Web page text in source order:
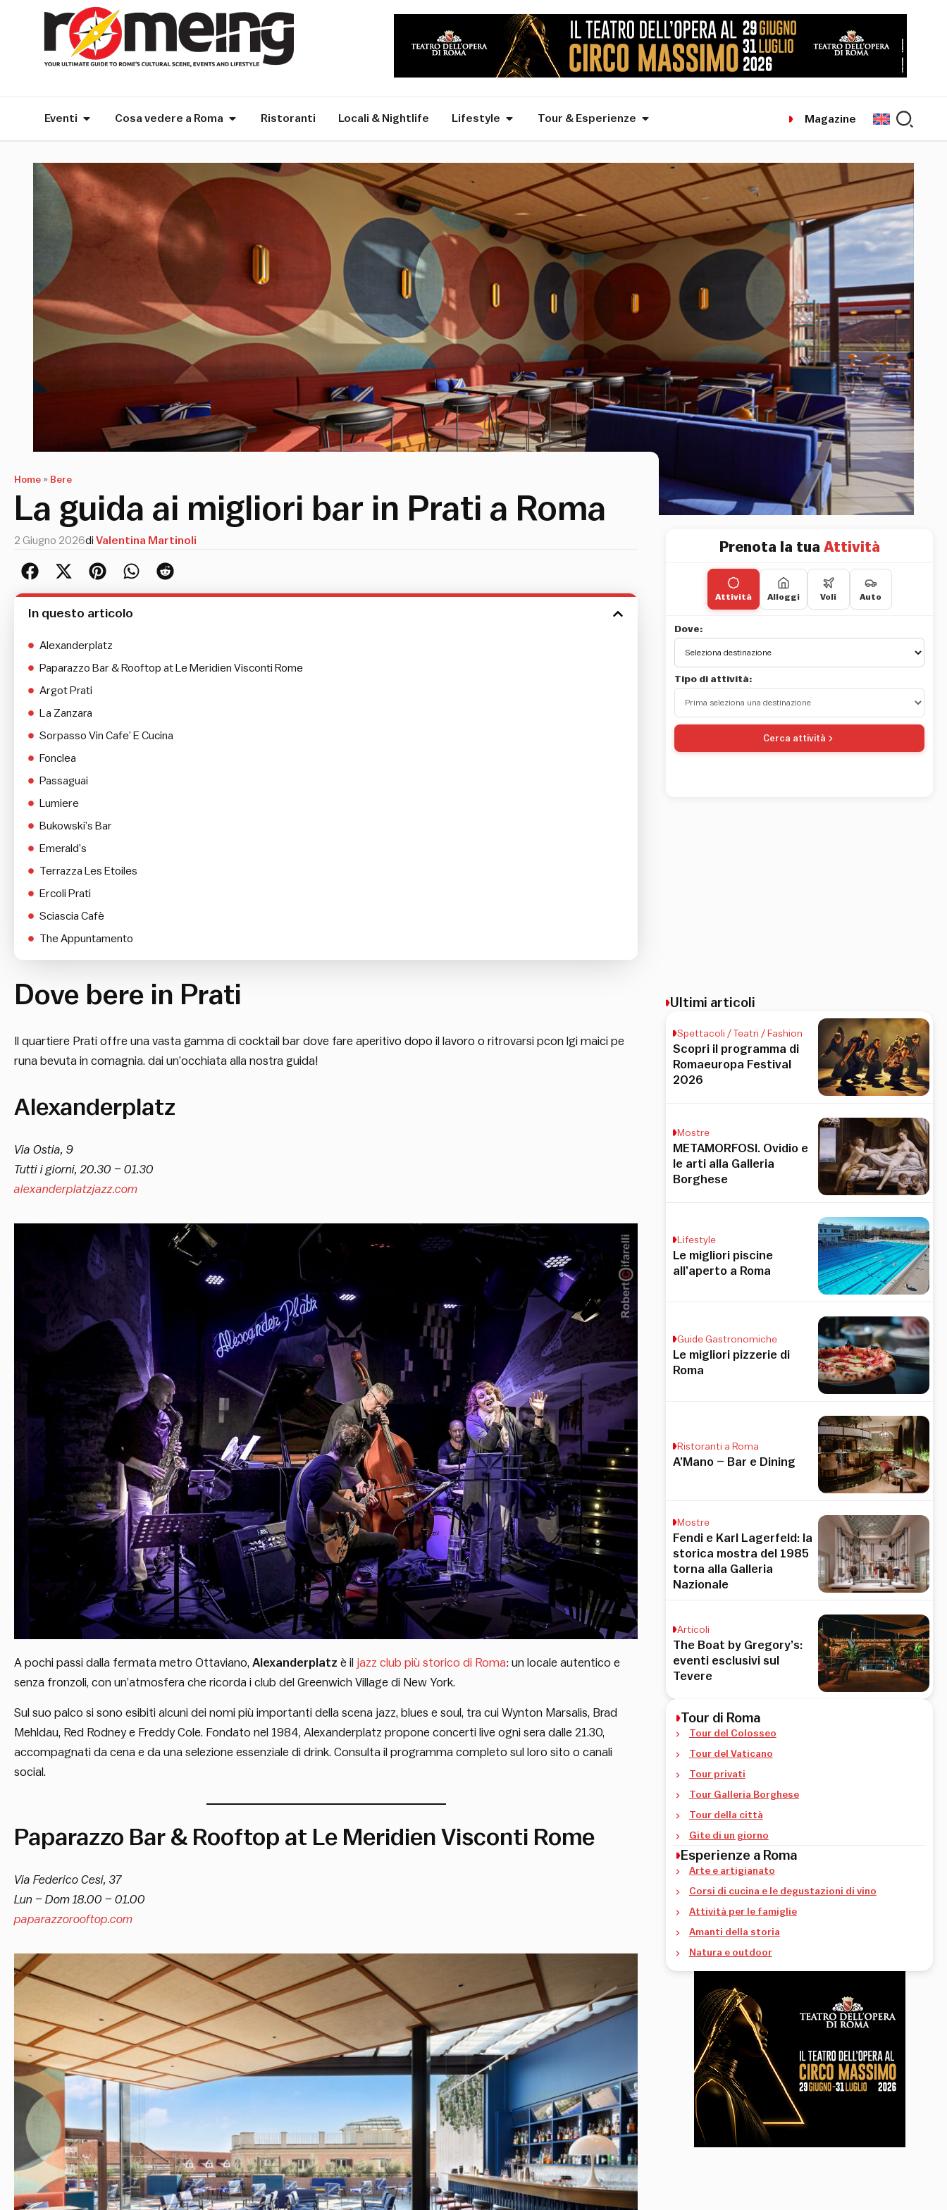
Eventi Cosa vedere a Roma Ristoranti Locali & Nightlife Lifestyle Tour & Esperienze Magazine
Home » Bere
La guida ai migliori bar in Prati a Roma
2 Giugno 2026di Valentina Martinoli
In questo articolo
Alexanderplatz
Paparazzo Bar & Rooftop at Le Meridien Visconti Rome
Argot Prati
La Zanzara
Sorpasso Vin Cafe’ E Cucina
Fonclea
Passaguai
Lumiere
Bukowski’s Bar
Emerald’s
Terrazza Les Etoiles
Ercoli Prati
Sciascia Cafè
The Appuntamento
Dove bere in Prati
Il quartiere Prati offre una vasta gamma di cocktail bar dove fare aperitivo dopo il lavoro o ritrovarsi pcon lgi maici pe
runa bevuta in comagnia. dai un’occhiata alla nostra guida!
Alexanderplatz
Via Ostia, 9
Tutti i giorni, 20.30 – 01.30
alexanderplatzjazz.com
A pochi passi dalla fermata metro Ottaviano, Alexanderplatz è il jazz club più storico di Roma: un locale autentico e
senza fronzoli, con un’atmosfera che ricorda i club del Greenwich Village di New York.
Sul suo palco si sono esibiti alcuni dei nomi più importanti della scena jazz, blues e soul, tra cui Wynton Marsalis, Brad
Mehldau, Red Rodney e Freddy Cole. Fondato nel 1984, Alexanderplatz propone concerti live ogni sera dalle 21.30,
accompagnati da cena e da una selezione essenziale di drink. Consulta il programma completo sul loro sito o canali
social.
Paparazzo Bar & Rooftop at Le Meridien Visconti Rome
Via Federico Cesi, 37
Lun – Dom 18.00 – 01.00
paparazzorooftop.com
Prenota la tua Attività
Attività Alloggi Voli Auto
Dove:
Tipo di attività:
Cerca attività
Ultimi articoli
Spettacoli / Teatri / Fashion
Scopri il programma di
Romaeuropa Festival
2026
Mostre
METAMORFOSI. Ovidio e
le arti alla Galleria
Borghese
Lifestyle
Le migliori piscine
all’aperto a Roma
Guide Gastronomiche
Le migliori pizzerie di
Roma
Ristoranti a Roma
A’Mano – Bar e Dining
Mostre
Fendi e Karl Lagerfeld: la
storica mostra del 1985
torna alla Galleria
Nazionale
Articoli
The Boat by Gregory’s:
eventi esclusivi sul
Tevere
Tour di Roma
Tour del Colosseo
Tour del Vaticano
Tour privati
Tour Galleria Borghese
Tour della città
Gite di un giorno
Esperienze a Roma
Arte e artigianato
Corsi di cucina e le degustazioni di vino
Attività per le famiglie
Amanti della storia
Natura e outdoor